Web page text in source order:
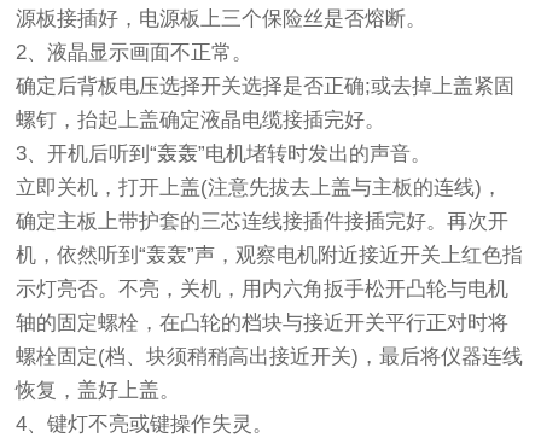
源板接插好，电源板上三个保险丝是否熔断。
2、液晶显示画面不正常。
确定后背板电压选择开关选择是否正确;或去掉上盖紧固
螺钉，抬起上盖确定液晶电缆接插完好。
3、开机后听到“轰轰”电机堵转时发出的声音。
立即关机，打开上盖(注意先拔去上盖与主板的连线)，
确定主板上带护套的三芯连线接插件接插完好。再次开
机，依然听到“轰轰”声，观察电机附近接近开关上红色指
示灯亮否。不亮，关机，用内六角扳手松开凸轮与电机
轴的固定螺栓，在凸轮的档块与接近开关平行正对时将
螺栓固定(档、块须稍稍高出接近开关)，最后将仪器连线
恢复，盖好上盖。
4、键灯不亮或键操作失灵。